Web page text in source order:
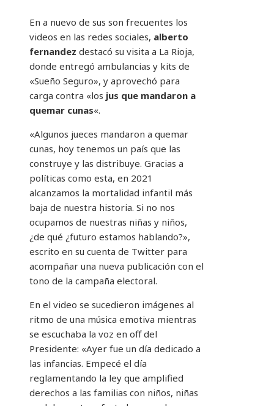
En a nuevo de sus son frecuentes los
videos en las redes sociales, alberto
fernandez destacó su visita a La Rioja,
donde entregó ambulancias y kits de
«Sueño Seguro», y aprovechó para
carga contra «los jus que mandaron a
quemar cunas«.
«Algunos jueces mandaron a quemar
cunas, hoy tenemos un país que las
construye y las distribuye. Gracias a
políticas como esta, en 2021
alcanzamos la mortalidad infantil más
baja de nuestra historia. Si no nos
ocupamos de nuestras niñas y niños,
¿de qué ¿futuro estamos hablando?»,
escrito en su cuenta de Twitter para
acompañar una nueva publicación con el
tono de la campaña electoral.
En el video se sucedieron imágenes al
ritmo de una música emotiva mientras
se escuchaba la voz en off del
Presidente: «Ayer fue un día dedicado a
las infancias. Empecé el día
reglamentando la ley que amplified
derechos a las familias con niños, niñas